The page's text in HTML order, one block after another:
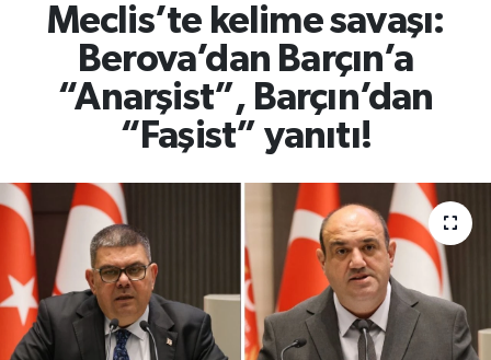
Meclis’te kelime savaşı:
Berova’dan Barçın’a
“Anarşist”, Barçın’dan
“Faşist” yanıtı!
Dünya
Adliye Koridoru
Spor
Yaşam
Süper Lig Puan Durumu ve Fikstür
Tüm Manşetler
Son Dakika Haberleri
Haber Arşivi